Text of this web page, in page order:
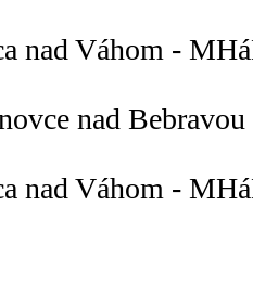
nad Váhom -
nad
nad Váhom -